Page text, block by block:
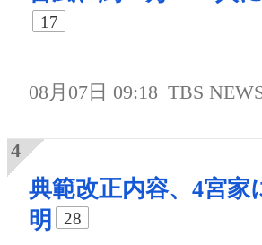
17
08月07日 09:18 TBS
典範改正内容、4宮家
明
28